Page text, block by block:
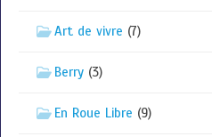
Art de vivre (7)
Berry (3)
En Roue Libre (9)